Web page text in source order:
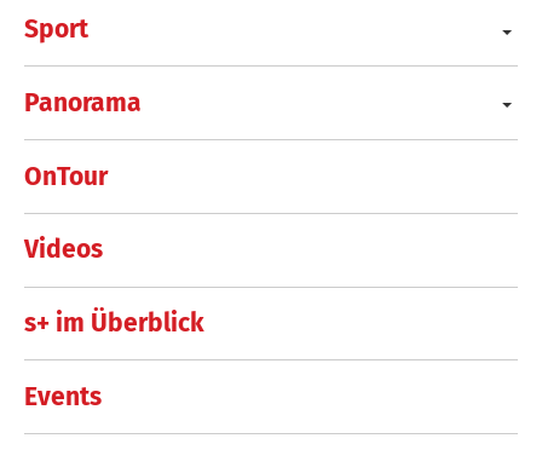
Sport
Panorama
OnTour
Videos
s+ im Überblick
Events